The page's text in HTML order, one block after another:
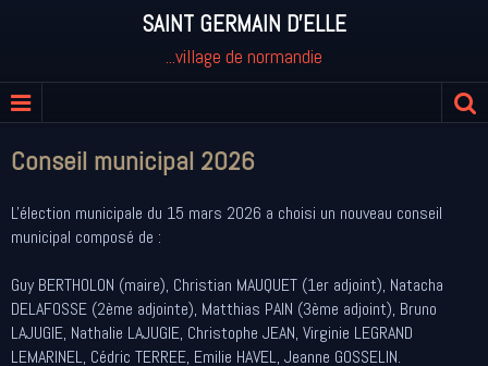
SAINT GERMAIN D'ELLE
...village de normandie
Conseil municipal 2026
L'élection municipale du 15 mars 2026 a choisi un nouveau conseil
municipal composé de :
Guy BERTHOLON (maire), Christian MAUQUET (1er adjoint), Natacha
DELAFOSSE (2ème adjointe), Matthias PAIN (3ème adjoint), Bruno
LAJUGIE, Nathalie LAJUGIE, Christophe JEAN, Virginie LEGRAND
LEMARINEL, Cédric TERREE, Emilie HAVEL, Jeanne GOSSELIN.